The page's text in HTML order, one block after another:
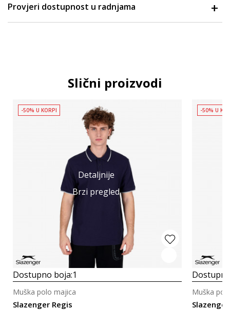
Provjeri dostupnost u radnjama
Slični proizvodi
Detaljnije
Brzi pregled
-50% U KORPI
Dostupno boja:1
Slazenger Regis
Muška polo majica
-50% U
Muška